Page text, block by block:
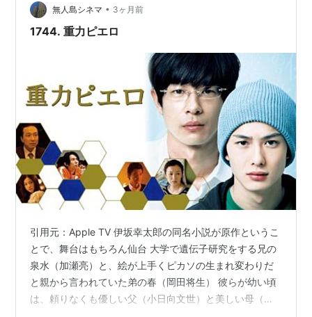
22年）8月6日に同…
無人島シネマ • 3ヶ月前
1744. 重力ピエロ
引用元：Apple TV 伊坂幸太郎の同名小説が原作というこ
とで、舞台はもちろん仙台 大学で遺伝子研究をする兄の
泉水（加瀬亮）と、絵が上手くピカソの生まれ変わりだ
と親から言われていた弟の春（岡田将生） 彼らが幼い頃
は、頼りなくも優しい父（小日向文世）と美しい母（鈴